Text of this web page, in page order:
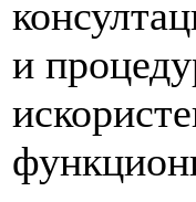
и